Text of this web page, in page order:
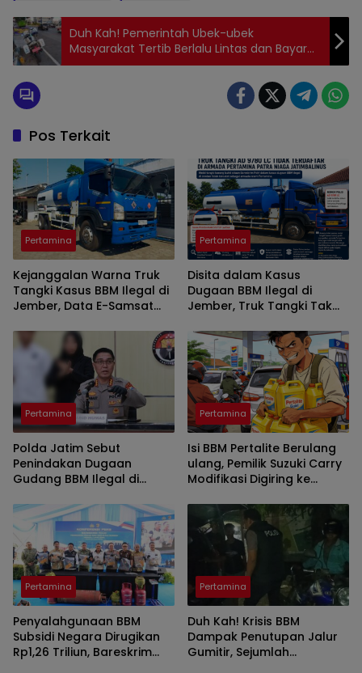
Duh Kah! Pemerintah Ubek-ubek
Masyarakat Tertib Berlalu Lintas dan Bayar
Pajak, Kadishub Jember: Banyak Plat Merah
Pos Terkait
Pertamina
Kejanggalan Warna Truk
Tangki Kasus BBM Ilegal di
Jember, Data E-Samsat
Pertamina
Disita dalam Kasus
Dugaan BBM Ilegal di
Jember, Truk Tangki Tak
Pertamina Jatimbalinus
Pertamina
Polda Jatim Sebut
Penindakan Dugaan
Gudang BBM Ilegal di
Bareskrim Polri
Pertamina
Isi BBM Pertalite Berulang
ulang, Pemilik Suzuki Carry
Modifikasi Digiring ke
Pertamina
Penyalahgunaan BBM
Subsidi Negara Dirugikan
Rp1,26 Triliun, Bareskrim
Pertamina
Duh Kah! Krisis BBM
Dampak Penutupan Jalur
Gumitir, Sejumlah